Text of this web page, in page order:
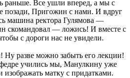
раньше. Все ушли вперед, а мы с
позади, Пригожин с нами. И вдруг
машина ректора Гулямова —
скомандовал — ложись! И вместе с
с дороги нас не увидели.
разве можно забыть его лекции!
учились мы, Манулкину уже
изображать матку с придатками.